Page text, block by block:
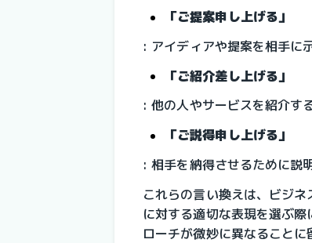
「ご提案申し上げる」
: アイディアや提案を相手に
「ご紹介差し上げる」
: 他の人やサービスを紹介す
「ご説得申し上げる」
: 相手を納得させるために説
これらの言い換えは、ビジ
に対する適切な表現を選ぶ
ローチが微妙に異なることに